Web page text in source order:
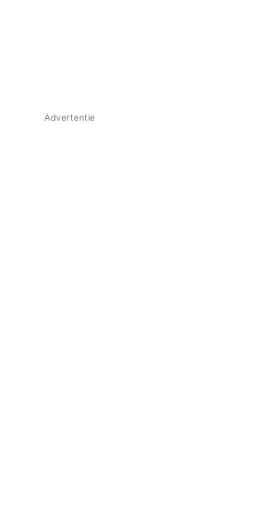
Advertentie